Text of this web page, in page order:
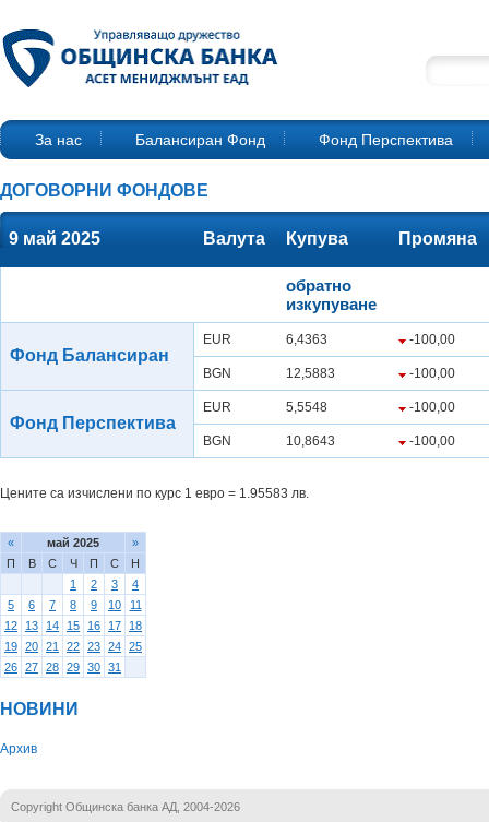
За нас Балансиран Фонд Фонд Перспектива
ДОГОВОРНИ ФОНДОВЕ
9 май 2025 Валута Купува Промяна
обратно
изкупуване
Фонд Балансиран
EUR 6,4363 -100,00
BGN 12,5883 -100,00
Фонд Перспектива
EUR 5,5548 -100,00
BGN 10,8643 -100,00
Цените са изчислени по курс 1 евро = 1.95583 лв.
« май 2025
»
П
В С Ч П С
Н
1
2 3
4
5
6 7 8 9 10
11
12
13 14 15 16 17
18
19 20 21 22 23 24 25
26 27 28 29 30 31
НОВИНИ
Архив
Copyright Общинска банка АД, 2004-2026